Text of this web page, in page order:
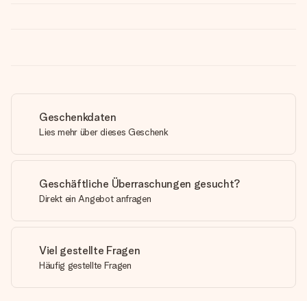
Geschenkdaten
Lies mehr über dieses Geschenk
Geschäftliche Überraschungen gesucht?
Direkt ein Angebot anfragen
Viel gestellte Fragen
Häufig gestellte Fragen